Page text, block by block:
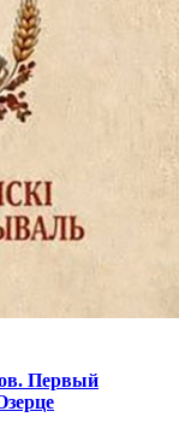
Первый